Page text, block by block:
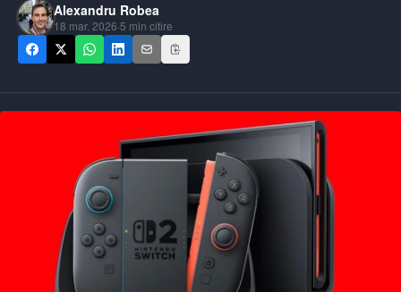
Alexandru Robea
18 mar. 2026·5 min citire